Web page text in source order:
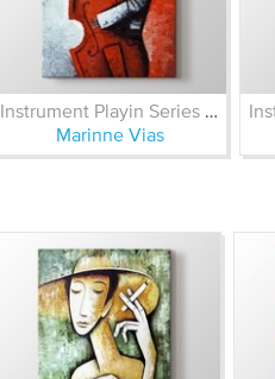
Marinne Vias